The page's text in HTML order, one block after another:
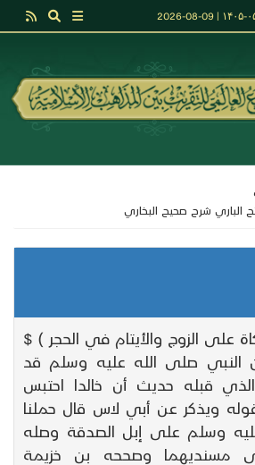
شرح صحيح البخاري
على الزوج والأيتام في الحجر ) $
النبي صلى الله عليه وسلم قد
قبله حديث أن خالدا احتبس
قوله ويذكر عن أبي لاس قال حملنا
وسلم على إبل الصدقة وصله
مسنديهما وصححه بن خزيمة